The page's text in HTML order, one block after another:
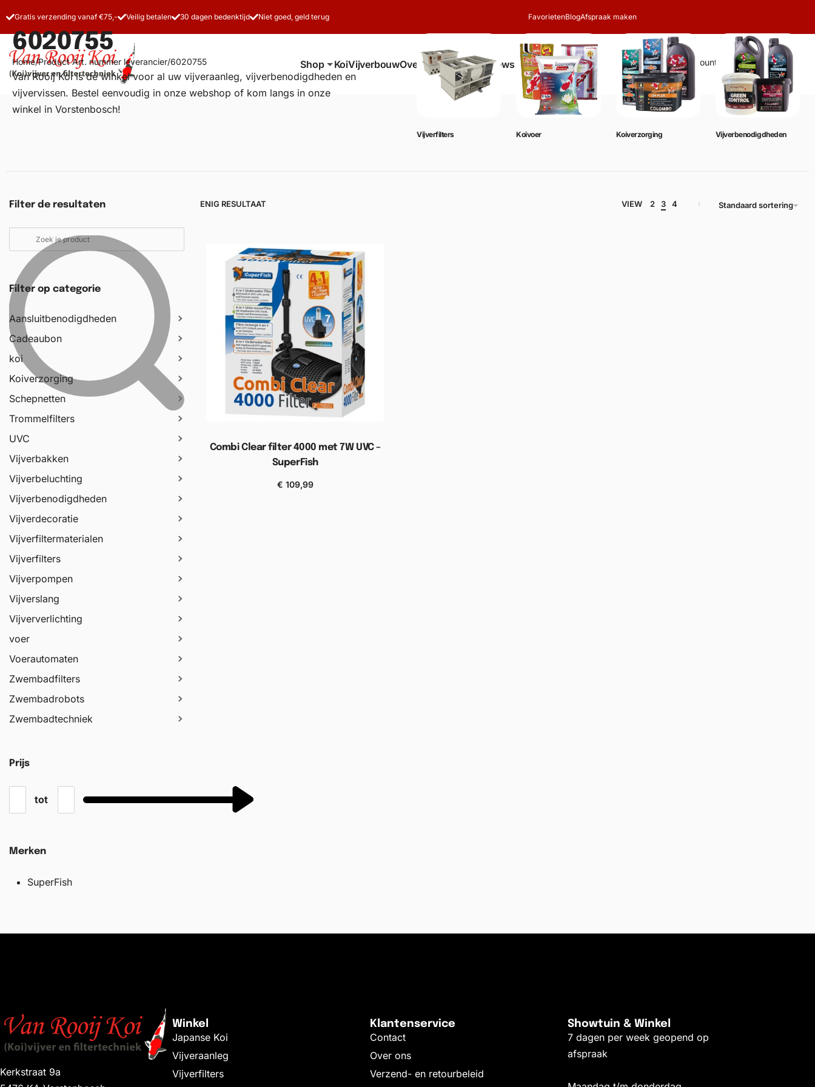
Gratis verzending vanaf €75,- Veilig betalen 30 dagen bedenktijd Niet goed, geld terug FavorietenBlogAfspraak maken
Shop KoiVijverbouwOver onsContactReviews Zoeken Account Winkelwagen 0
6020755
Home/Product Art. nummer leverancier/6020755
Van Rooij Koi is dé winkel voor al uw vijveraanleg, vijverbenodigdheden en
vijvervissen. Bestel eenvoudig in onze webshop of kom langs in onze
winkel in Vorstenbosch!
Vijverfilters Koivoer Koiverzorging Vijverbenodigdheden
Filter de resultaten
Filter op categorie
Aansluitbenodigdheden
Cadeaubon
koi
Koiverzorging
Schepnetten
Trommelfilters
UVC
Vijverbakken
Vijverbeluchting
Vijverbenodigdheden
Vijverdecoratie
Vijverfiltermaterialen
Vijverfilters
Vijverpompen
Vijverslang
Vijververlichting
voer
Voerautomaten
Zwembadfilters
Zwembadrobots
Zwembadtechniek
Prijs
tot
Merken
SuperFish
ENIG RESULTAAT VIEW 2 3 4 Standaard sortering
Combi Clear filter 4000 met 7W UVC –
SuperFish
€ 109,99
Kerkstraat 9a
Winkel
Japanse Koi
Vijveraanleg
Vijverfilters
Klantenservice
Contact
Over ons
Verzend- en retourbeleid
Showtuin & Winkel
7 dagen per week geopend op
afspraak